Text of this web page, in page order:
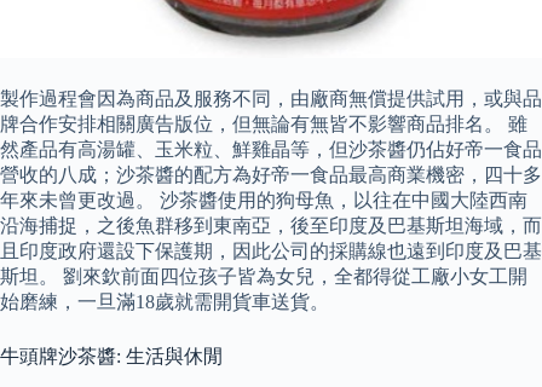
製作過程會因為商品及服務不同，由廠商無償提供試用，或與品
牌合作安排相關廣告版位，但無論有無皆不影響商品排名。 雖
然產品有高湯罐、玉米粒、鮮雞晶等，但沙茶醬仍佔好帝一食品
營收的八成；沙茶醬的配方為好帝一食品最高商業機密，四十多
年來未曾更改過。 沙茶醬使用的狗母魚，以往在中國大陸西南
沿海捕捉，之後魚群移到東南亞，後至印度及巴基斯坦海域，而
且印度政府還設下保護期，因此公司的採購線也遠到印度及巴基
斯坦。 劉來欽前面四位孩子皆為女兒，全都得從工廠小女工開
始磨練，一旦滿18歲就需開貨車送貨。
牛頭牌沙茶醬: 生活與休閒